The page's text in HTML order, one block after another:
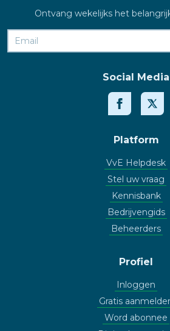
Ontvang wekelijks het
Social Media
Platform
VvE Helpdesk
Stel uw vraag
Kennisbank
Bedrijvengids
Beheerders
Profiel
Inloggen
Gratis
Word abonnee